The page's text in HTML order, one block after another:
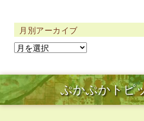
月別アーカイブ
ぷかぷかトピ